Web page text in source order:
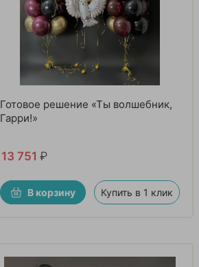
Готовое решение «Ты волшебник,
Гарри!»
13 751 ₽
В корзину Купить в 1 клик